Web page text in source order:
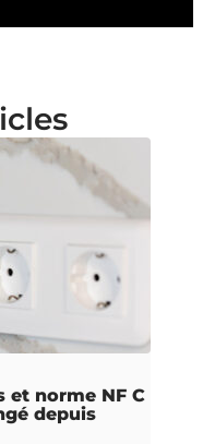
et norme NF C
depuis